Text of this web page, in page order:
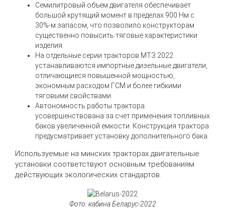
Семилитровый объем двигателя обеспечивает
большой крутящий момент в пределах 900 Нм с
30%-м запасом, что позволило конструкторам
существенно повысить тяговые характеристики
изделия.
На отдельные серии тракторов МТЗ 2022
устанавливаются импортные дизельные двигатели,
отличающиеся повышенной мощностью,
экономным расходом ГСМ и более гибкими
тяговыми свойствами.
Автономность работы трактора
усовершенствована за счет применения топливных
баков увеличенной емкости. Конструкция трактора
предусматривает установку дополнительного бака.
Используемые на минских тракторах двигательные
установки соответствуют основным требованиям
действующих экологических стандартов.
Фото: кабина Беларус-2022